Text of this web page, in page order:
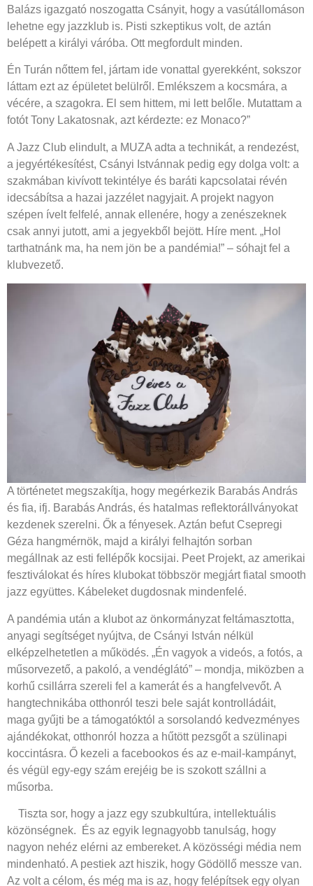
Balázs igazgató noszogatta Csányit, hogy a vasútállomáson
lehetne egy jazzklub is. Pisti szkeptikus volt, de aztán
belépett a királyi váróba. Ott megfordult minden.
Én Turán nőttem fel, jártam ide vonattal gyerekként, sokszor
láttam ezt az épületet belülről. Emlékszem a kocsmára, a
vécére, a szagokra. El sem hittem, mi lett belőle. Mutattam a
fotót Tony Lakatosnak, azt kérdezte: ez Monaco?”
A Jazz Club elindult, a MUZA adta a technikát, a rendezést,
a jegyértékesítést, Csányi Istvánnak pedig egy dolga volt: a
szakmában kivívott tekintélye és baráti kapcsolatai révén
idecsábítsa a hazai jazzélet nagyjait. A projekt nagyon
szépen ívelt felfelé, annak ellenére, hogy a zenészeknek
csak annyi jutott, ami a jegyekből bejött. Híre ment. „Hol
tarthatnánk ma, ha nem jön be a pandémia!” – sóhajt fel a
klubvezető.
A történetet megszakítja, hogy megérkezik Barabás András
és fia, ifj. Barabás András, és hatalmas reflektorállványokat
kezdenek szerelni. Ők a fényesek. Aztán befut Csepregi
Géza hangmérnök, majd a királyi felhajtón sorban
megállnak az esti fellépők kocsijai. Peet Projekt, az amerikai
fesztiválokat és híres klubokat többször megjárt fiatal smooth
jazz együttes. Kábeleket dugdosnak mindenfelé.
A pandémia után a klubot az önkormányzat feltámasztotta,
anyagi segítséget nyújtva, de Csányi István nélkül
elképzelhetetlen a működés. „Én vagyok a videós, a fotós, a
műsorvezető, a pakoló, a vendéglátó” – mondja, miközben a
korhű csillárra szereli fel a kamerát és a hangfelvevőt. A
hangtechnikába otthonról teszi bele saját kontrolládáit,
maga gyűjti be a támogatóktól a sorsolandó kedvezményes
ajándékokat, otthonról hozza a hűtött pezsgőt a szülinapi
koccintásra. Ő kezeli a facebookos és az e-mail-kampányt,
és végül egy-egy szám erejéig be is szokott szállni a
műsorba.
Tiszta sor, hogy a jazz egy szubkultúra, intellektuális
közönségnek.
És az egyik legnagyobb tanulság, hogy
nagyon nehéz elérni az embereket. A közösségi média nem
mindenható. A pestiek azt hiszik, hogy Gödöllő messze van.
Az volt a célom, és még ma is az, hogy felépítsek egy olyan